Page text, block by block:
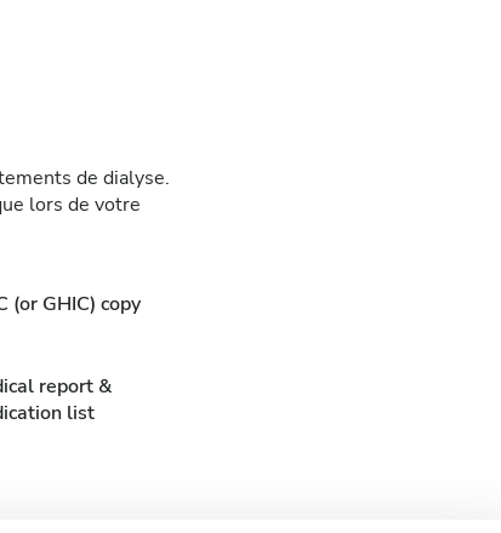
de dialyse.
lors de votre
(or GHIC) copy
report &
list